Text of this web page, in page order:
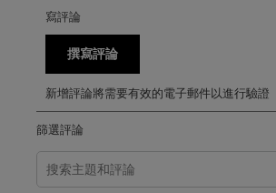
寫評論
撰寫評論
新增評論將需要有效的電子郵件以進行驗證
篩選評論
搜尋主題和評論搜尋區域